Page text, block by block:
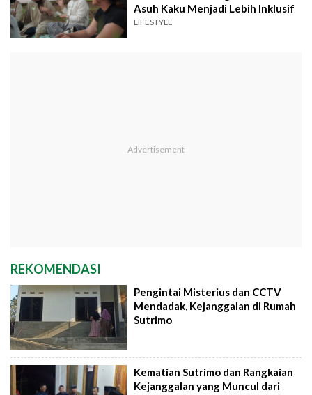
Asuh Kaku Menjadi Lebih Inklusif
LIFESTYLE
REKOMENDASI
Pengintai Misterius dan CCTV
Mendadak, Kejanggalan di Rumah
Sutrimo
Kematian Sutrimo dan Rangkaian
Kejanggalan yang Muncul dari